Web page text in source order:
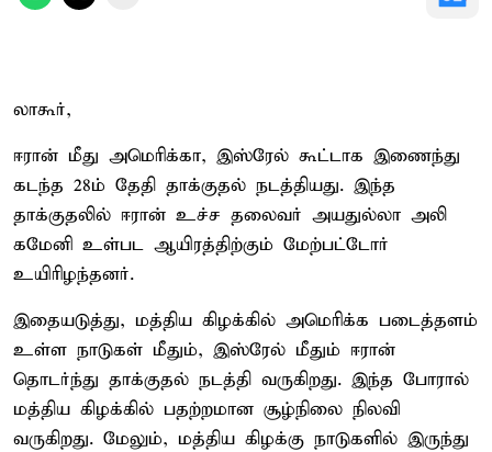
லாகூர்,
ஈரான் மீது அமெரிக்கா, இஸ்ரேல் கூட்டாக இணைந்து
கடந்த 28ம் தேதி தாக்குதல் நடத்தியது. இந்த
தாக்குதலில் ஈரான் உச்ச தலைவர் அயதுல்லா அலி
கமேனி உள்பட ஆயிரத்திற்கும் மேற்பட்டோர்
உயிரிழந்தனர்.
இதையடுத்து, மத்திய கிழக்கில் அமெரிக்க படைத்தளம்
உள்ள நாடுகள் மீதும், இஸ்ரேல் மீதும் ஈரான்
தொடர்ந்து தாக்குதல் நடத்தி வருகிறது. இந்த போரால்
மத்திய கிழக்கில் பதற்றமான சூழ்நிலை நிலவி
வருகிறது. மேலும், மத்திய கிழக்கு நாடுகளில் இருந்து